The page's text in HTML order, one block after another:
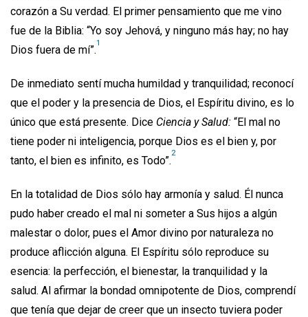
corazón a Su verdad. El primer pensamiento que me vino
fue de la Biblia: “Yo soy Jehová, y ninguno más hay; no hay
Dios fuera de mí”.
1
De inmediato sentí mucha humildad y tranquilidad; reconocí
que el poder y la presencia de Dios, el Espíritu divino, es lo
único que está presente. Dice Ciencia y Salud: “El mal no
tiene poder ni inteligencia, porque Dios es el bien y, por
tanto, el bien es infinito, es Todo”.
2
En la totalidad de Dios sólo hay armonía y salud. Él nunca
pudo haber creado el mal ni someter a Sus hijos a algún
malestar o dolor, pues el Amor divino por naturaleza no
produce aflicción alguna. El Espíritu sólo reproduce su
esencia: la perfección, el bienestar, la tranquilidad y la
salud. Al afirmar la bondad omnipotente de Dios, comprendí
que tenía que dejar de creer que un insecto tuviera poder